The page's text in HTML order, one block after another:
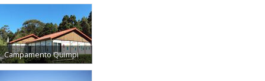
Campamento Quimpi